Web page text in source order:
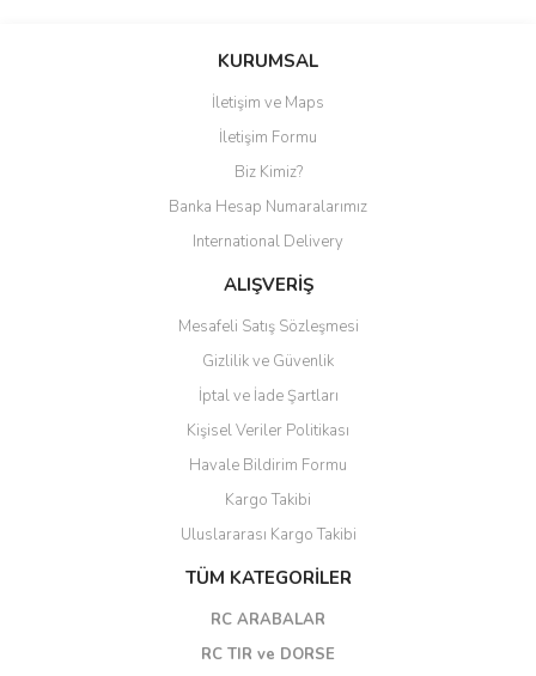
Bu ürüne ilk yorumu siz yapın!
Yorum Yaz
KURUMSAL
İletişim ve Maps
İletişim Formu
Biz Kimiz?
Banka Hesap Numaralarımız
International Delivery
ALIŞVERİŞ
Mesafeli Satış Sözleşmesi
Gizlilik ve Güvenlik
İptal ve İade Şartları
Kişisel Veriler Politikası
Havale Bildirim Formu
Kargo Takibi
Uluslararası Kargo Takibi
TÜM KATEGORİLER
RC ARABALAR
RC TIR ve DORSE